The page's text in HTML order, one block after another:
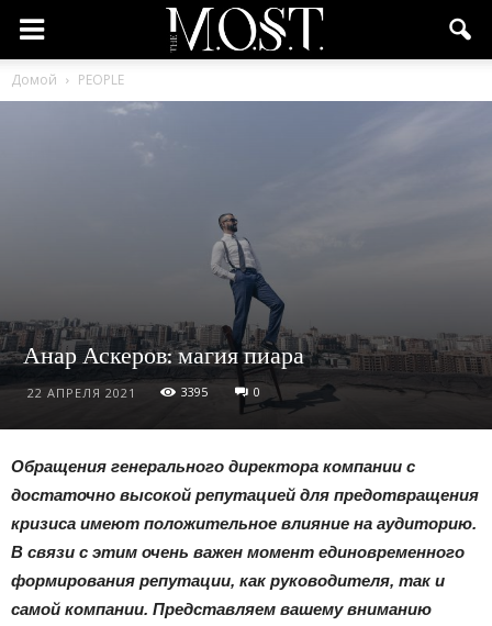
Домой PEOPLE
Анар Аскеров: магия пиара
22 АПРЕЛЯ 2021 3395 0
Обращения генерального директора компании с
достаточно высокой репутацией для предотвращения
кризиса имеют положительное влияние на аудиторию.
В связи с этим очень важен момент единовременного
формирования репутации, как руководителя, так и
самой компании. Представляем вашему вниманию